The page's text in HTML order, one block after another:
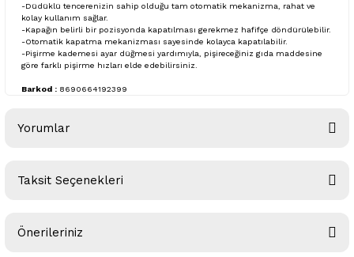
-Düdüklü tencerenizin sahip olduğu tam otomatik mekanizma, rahat ve
kolay kullanım sağlar.
-Kapağın belirli bir pozisyonda kapatılması gerekmez hafifçe döndürülebilir.
-Otomatik kapatma mekanizması sayesinde kolayca kapatılabilir.
-Pişirme kademesi ayar düğmesi yardımıyla, pişireceğiniz gıda maddesine
göre farklı pişirme hızları elde edebilirsiniz.
Barkod : 8690664192399
Yorumlar
Taksit Seçenekleri
Önerileriniz